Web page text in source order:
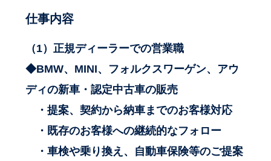
仕事内容
（1）正規ディーラーでの営業職
◆BMW、MINI、フォルクスワーゲン、アウ
ディの新車・認定中古車の販売
・提案、契約から納車までのお客様対応
・既存のお客様への継続的なフォロー
・車検や乗り換え、自動車保険等のご提案